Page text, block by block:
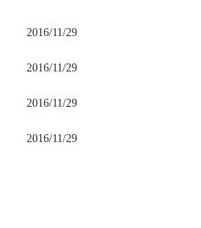
2016/11/29
2016/11/29
2016/11/29
2016/11/29